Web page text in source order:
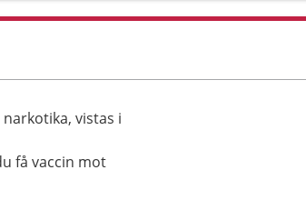
vistas i
få vaccin mot